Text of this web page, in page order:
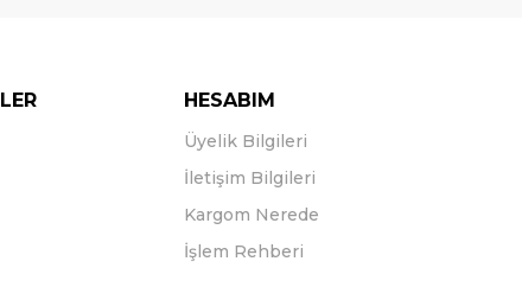
HESABIM
Üyelik Bilgileri
İletişim Bilgileri
Kargom Nerede
İşlem Rehberi